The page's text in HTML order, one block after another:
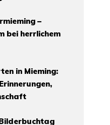
–
bei herrlichem
in Mieming: